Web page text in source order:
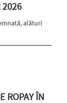
alături
ROPAY ÎN